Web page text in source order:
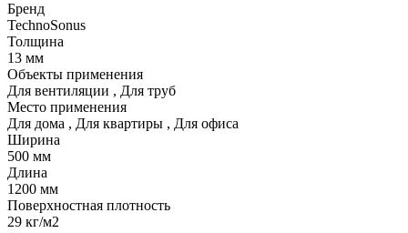
Бренд
TechnoSonus
Толщина
13 мм
Объекты применения
Для вентиляции , Для труб
Место применения
Для дома , Для квартиры , Для офиса
Ширина
500 мм
Длина
1200 мм
Поверхностная плотность
29 кг/м2